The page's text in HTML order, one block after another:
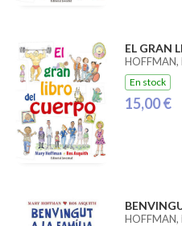
EL GRAN
HOFFMAN,
En stock
15,00 €
HOFFMAN,